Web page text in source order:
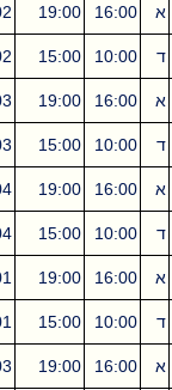
16:00
19:00
202
10:00
15:00
202
16:00
19:00
203
10:00
15:00
203
16:00
19:00
204
10:00
15:00
204
16:00
19:00
201
10:00
15:00
201
16:00
19:00
203